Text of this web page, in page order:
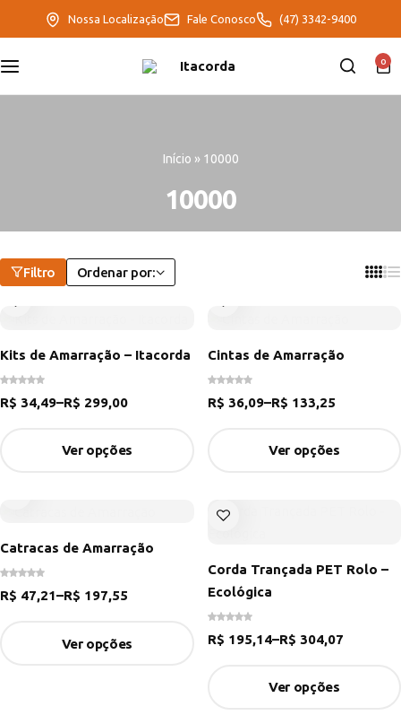
Nossa Localização Fale Conosco (47) 3342-9400
0
Início » 10000
10000
Filtro Ordenar por:
Kits de Amarração – Itacorda
R$ 34,49–R$ 299,00
Ver opções
Cintas de Amarração
R$ 36,09–R$ 133,25
Ver opções
Catracas de Amarração
R$ 47,21–R$ 197,55
Ver opções
Corda Trançada PET Rolo –
Ecológica
R$ 195,14–R$ 304,07
Ver opções
DeltaFix